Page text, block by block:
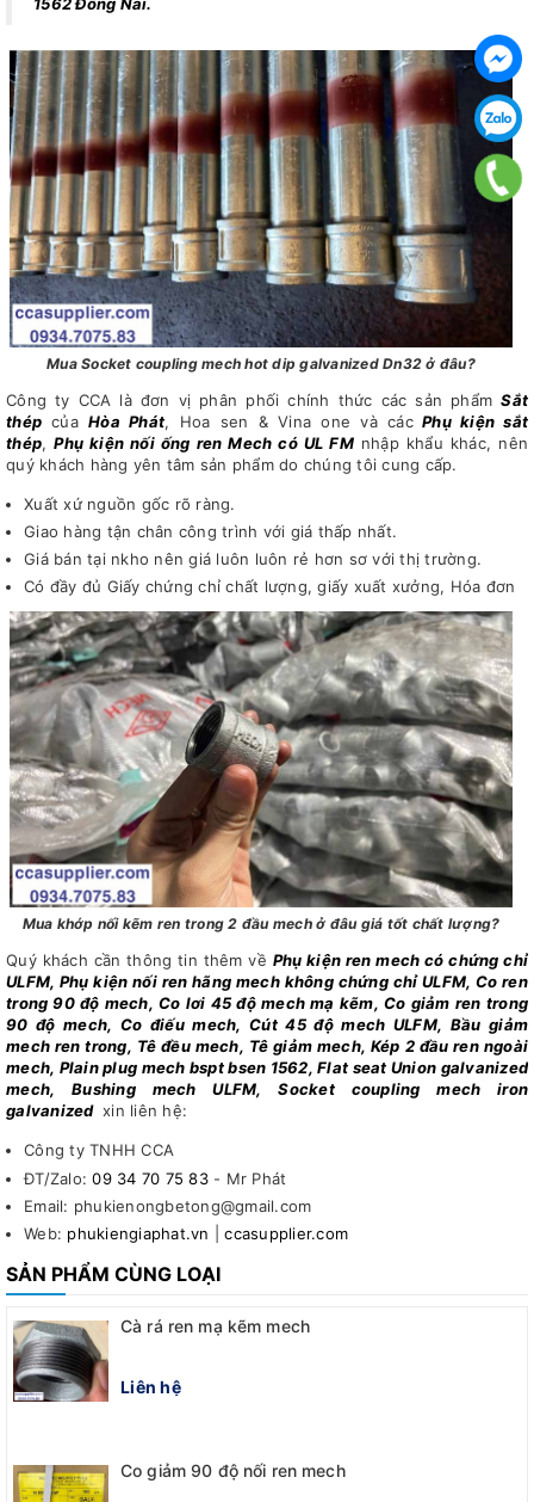
1562 Đồng Nai.
Mua Socket coupling mech hot dip galvanized Dn32 ở đâu?
Công ty CCA là đơn vị phân phối chính thức các sản phẩmSắt
thép củaHòa Phát, Hoa sen & Vina one và cácPhụ kiện sắt
thép,Phụ kiện nối ống ren Mech có UL FMnhập khẩu khác, nên
quý khách hàng yên tâm sản phẩm do chúng tôi cung cấp.
Xuất xứ nguồn gốc rõ ràng.
Giao hàng tận chân công trình với giá thấp nhất.
Giá bán tại nkho nên giá luôn luôn rẻ hơn sơ với thị trường.
Có đầy đủ Giấy chứng chỉ chất lượng, giấy xuất xưởng, Hóa đơn
Mua khớp nối kẽm ren trong 2 đầu mech ở đâu giá tốt chất lượng?
Quý khách cần thông tin thêm về Phụ kiện ren mech có chứng chỉ
ULFM, Phụ kiện nối ren hãng mech không chứng chỉ ULFM, Co ren
trong 90 độ mech, Co lơi 45 độ mech mạ kẽm, Co giảm ren trong
90 độ mech, Co điếu mech, Cút 45 độ mech ULFM, Bầu giảm
mech ren trong, Tê đều mech, Tê giảm mech, Kép 2 đầu ren ngoài
mech, Plain plug mech bspt bsen 1562, Flat seat Union galvanized
mech, Bushing mech ULFM, Socket coupling mech iron
galvanized xin liên hệ:
Công ty TNHH CCA
ĐT/Zalo:09 34 70 75 83- Mr Phát
Email: phukienongbetong@gmail.com
Web: phukiengiaphat.vn |ccasupplier.com
SẢN PHẨM CÙNG LOẠI
Cà rá ren mạ kẽm mech
Liên hệ
Co giảm 90 độ nối ren mech